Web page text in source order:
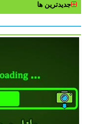
جدیدترین ها